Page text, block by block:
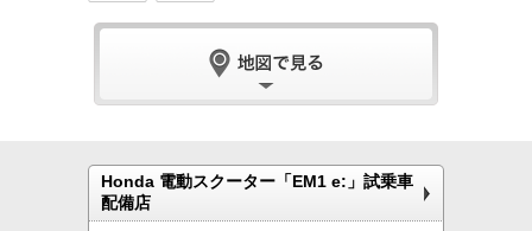
Honda 電動スクーター「EM1 e:」試乗車
配備店